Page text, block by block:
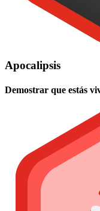
Apocalipsis
Demostrar que estás